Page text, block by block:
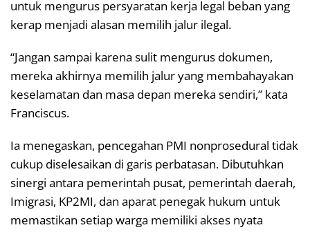
untuk mengurus persyaratan kerja legal beban yang
kerap menjadi alasan memilih jalur ilegal.
“Jangan sampai karena sulit mengurus dokumen,
mereka akhirnya memilih jalur yang membahayakan
keselamatan dan masa depan mereka sendiri,” kata
Franciscus.
Ia menegaskan, pencegahan PMI nonprosedural tidak
cukup diselesaikan di garis perbatasan. Dibutuhkan
sinergi antara pemerintah pusat, pemerintah daerah,
Imigrasi, KP2MI, dan aparat penegak hukum untuk
memastikan setiap warga memiliki akses nyata